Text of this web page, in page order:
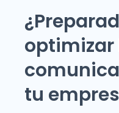
optimizar
tu